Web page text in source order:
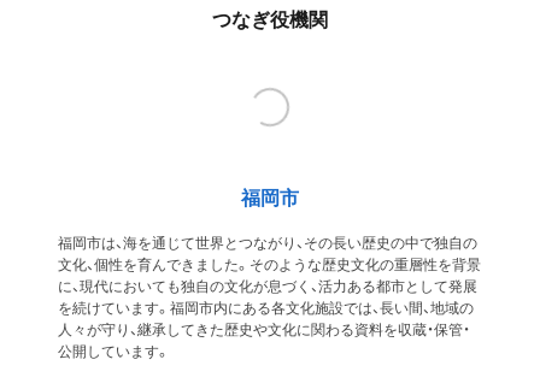
つなぎ役機関
福岡市
福岡市は、海を通じて世界とつながり、その長い歴史の中で独自の
文化、個性を育んできました。そのような歴史文化の重層性を背景
に、現代においても独自の文化が息づく、活力ある都市として発展
を続けています。福岡市内にある各文化施設では、長い間、地域の
人々が守り、継承してきた歴史や文化に関わる資料を収蔵・保管・
公開しています。